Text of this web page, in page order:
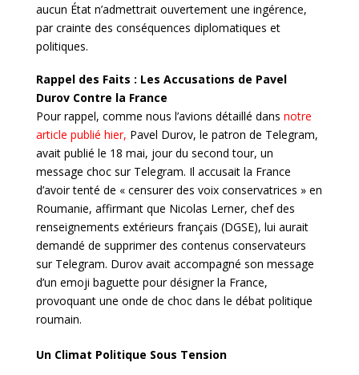
aucun État n’admettrait ouvertement une ingérence,
par crainte des conséquences diplomatiques et
politiques.
Rappel des Faits : Les Accusations de Pavel
Durov Contre la France
Pour rappel, comme nous l’avions détaillé dans notre
article publié hier, Pavel Durov, le patron de Telegram,
avait publié le 18 mai, jour du second tour, un
message choc sur Telegram. Il accusait la France
d’avoir tenté de « censurer des voix conservatrices » en
Roumanie, affirmant que Nicolas Lerner, chef des
renseignements extérieurs français (DGSE), lui aurait
demandé de supprimer des contenus conservateurs
sur Telegram. Durov avait accompagné son message
d’un emoji baguette pour désigner la France,
provoquant une onde de choc dans le débat politique
roumain.
Un Climat Politique Sous Tension